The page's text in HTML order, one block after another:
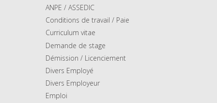
ANPE / ASSEDIC
Conditions de travail / Paie
Curriculum vitae
Demande de stage
Démission / Licenciement
Divers Employé
Divers Employeur
Emploi